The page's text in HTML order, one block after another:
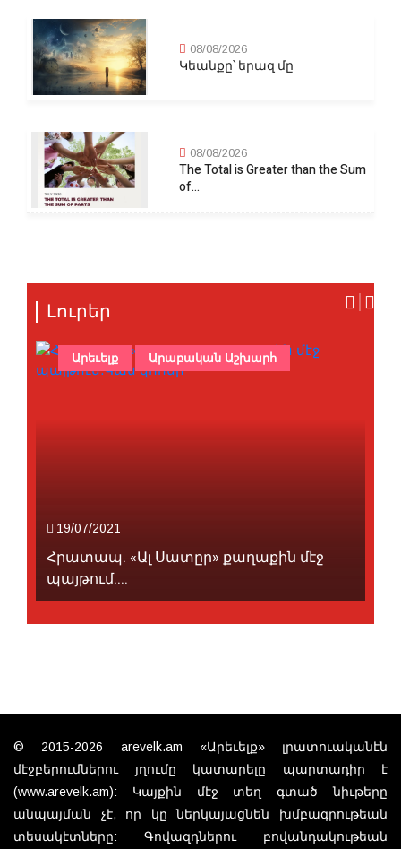
08/08/2026
Կեանքը՝ երազ մը
08/08/2026
The Total is Greater than the Sum
of...
Լուրեր
19/07/2021
Հրատապ. «Ալ Սատըր» քաղաքին մէջ
պայթում....
Արեւելք Արաբական Աշխարհ
© 2015-2026 arevelk.am «Արեւելք» լրատուականէն
մէջբերումներու յղումը կատարելը պարտադիր է
(www.arevelk.am): Կայքին մէջ տեղ գտած նիւթերը
անպայման չէ, որ կը ներկայացնեն խմբագրութեան
տեսակէտները: Գովազդներու բովանդակութեան